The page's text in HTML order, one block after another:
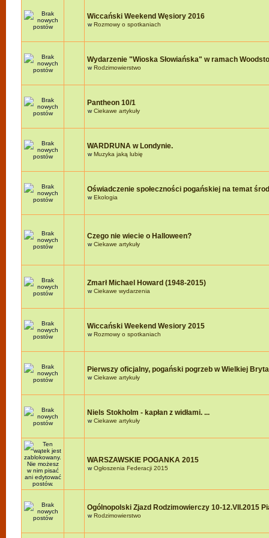
Wiccański Weekend Węsiory 2016
wRozmowy o spotkaniach
Wydarzenie "Wioska Słowiańska" w ramach
wRodzimowierstwo
Pantheon 10/1
wCiekawe artykuły
WARDRUNA w Londynie.
wMuzyka jaką lubię
Oświadczenie społeczności pogańskiej na temat
wEkologia
Czego nie wiecie o Halloween?
wCiekawe artykuły
Zmarł Michael Howard (1948-2015)
wCiekawe wydarzenia
Wiccański Weekend Wesiory 2015
wRozmowy o spotkaniach
Pierwszy oficjalny, pogański pogrzeb w Wielkiej
wCiekawe artykuły
Niels Stokholm - kapłan z widłami. ...
wCiekawe artykuły
WARSZAWSKIE POGANKA 2015
wOgłoszenia Federacji 2015
Ogólnopolski Zjazd Rodzimowierczy 10-12.VII.2015
wRodzimowierstwo